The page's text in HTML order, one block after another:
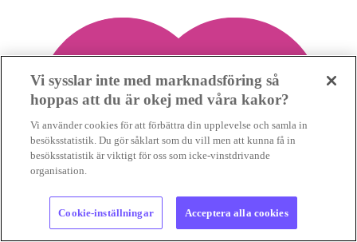
Vi sysslar inte med marknadsföring så
hoppas att du är okej med våra kakor?
Vi använder cookies för att förbättra din upplevelse och samla in
besöksstatistik. Du gör såklart som du vill men att kunna få in
besöksstatistik är viktigt för oss som icke-vinstdrivande
organisation.
Cookie-inställningar Acceptera alla cookies